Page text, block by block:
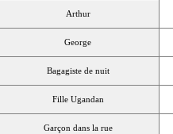
Arthur
George
Bagagiste de nuit
Fille Ugandan
Garçon dans la rue